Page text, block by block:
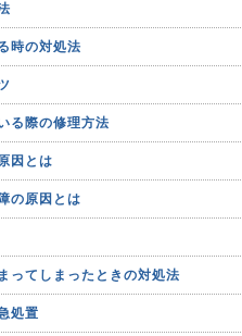
時の対処法
る際の修理方法
因とは
の原因とは
ってしまったときの対処法
処置